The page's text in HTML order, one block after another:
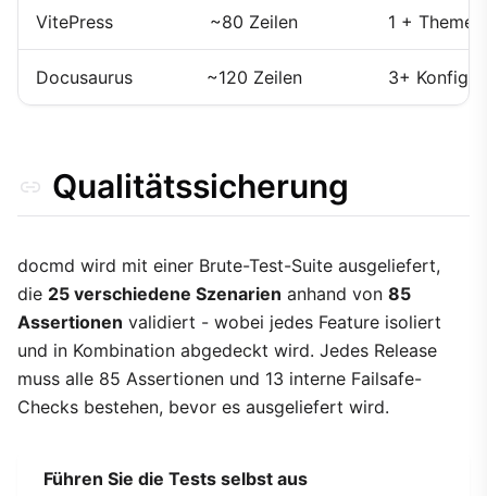
VitePress ~80 Zeilen 1 + Theme-
Docusaurus ~120 Zeilen 3+ Konfig-
Qualitätssicherung
docmd wird mit einer Brute-Test-Suite ausgeliefert,
die 25 verschiedene Szenarien anhand von 85
Assertionen validiert - wobei jedes Feature isoliert
und in Kombination abgedeckt wird. Jedes Release
muss alle 85 Assertionen und 13 interne Failsafe-
Checks bestehen, bevor es ausgeliefert wird.
Führen Sie die Tests selbst aus